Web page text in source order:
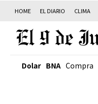
HOME EL DIARIO CLIMA
Dolar BNA Compra